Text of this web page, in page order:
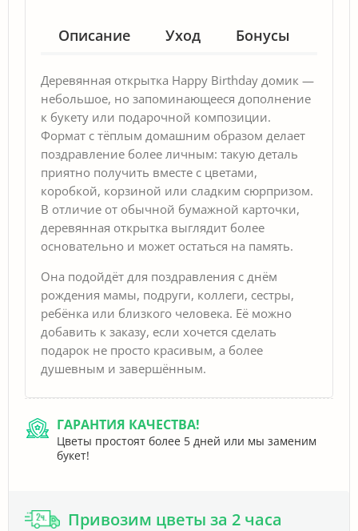
Описание Уход Бонусы
Деревянная открытка Happy Birthday домик —
небольшое, но запоминающееся дополнение
к букету или подарочной композиции.
Формат с тёплым домашним образом делает
поздравление более личным: такую деталь
приятно получить вместе с цветами,
коробкой, корзиной или сладким сюрпризом.
В отличие от обычной бумажной карточки,
деревянная открытка выглядит более
основательно и может остаться на память.
Она подойдёт для поздравления с днём
рождения мамы, подруги, коллеги, сестры,
ребёнка или близкого человека. Её можно
добавить к заказу, если хочется сделать
подарок не просто красивым, а более
душевным и завершённым.
ГАРАНТИЯ КАЧЕСТВА!
Цветы простоят более 5 дней или мы заменим
букет!
Привозим цветы за 2 часа